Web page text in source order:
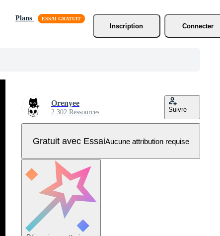
Plans
Inscription
Connecter
Orenyee
2 302 Ressources Suivre
Gratuit avec EssaiAucune attribution requise